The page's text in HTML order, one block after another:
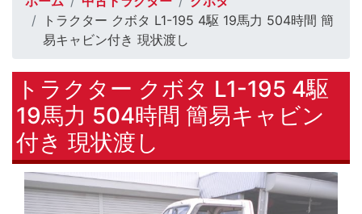
トラクター クボタ L1-195 4駆 19馬力 504時間 簡
易キャビン付き 現状渡し
トラクター クボタ L1-195 4駆
19馬力 504時間 簡易キャビン
付き 現状渡し